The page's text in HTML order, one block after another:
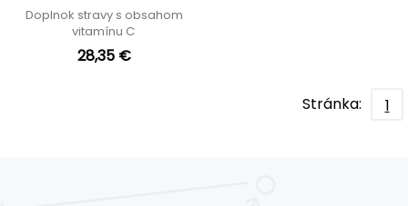
Doplnok stravy s obsahom
vitamínu C
28,35 €
Stránka: 1